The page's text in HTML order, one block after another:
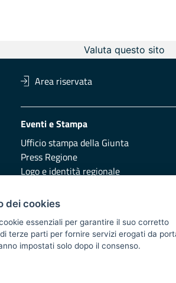
Valuta questo sito
Area riservata
Eventi e Stampa
Ufficio stampa della Giunta
Press Regione
Logo e identità regionale
Redazione
Presentazione
Responsabili di pubblicazione
2020 - Asse XI
dei cookies
essenziali per garantire il suo corretto
terze parti per fornire servizi erogati da
impostati solo dopo il consenso.